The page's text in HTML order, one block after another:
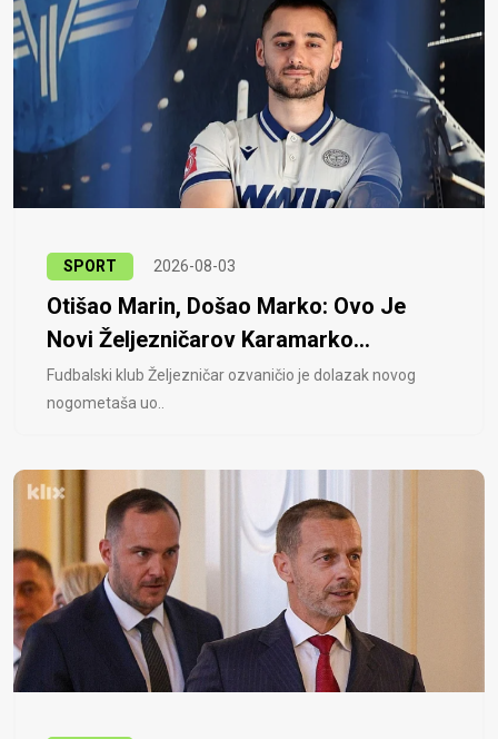
SPORT 2026-08-03
Otišao Marin, Došao Marko: Ovo Je
Novi Željezničarov Karamarko...
Fudbalski klub Željezničar ozvaničio je dolazak novog
nogometaša uo..